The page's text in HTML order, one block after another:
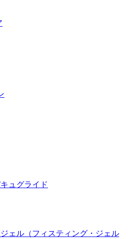
ュグライド
ェル（フィスティング・ジェル